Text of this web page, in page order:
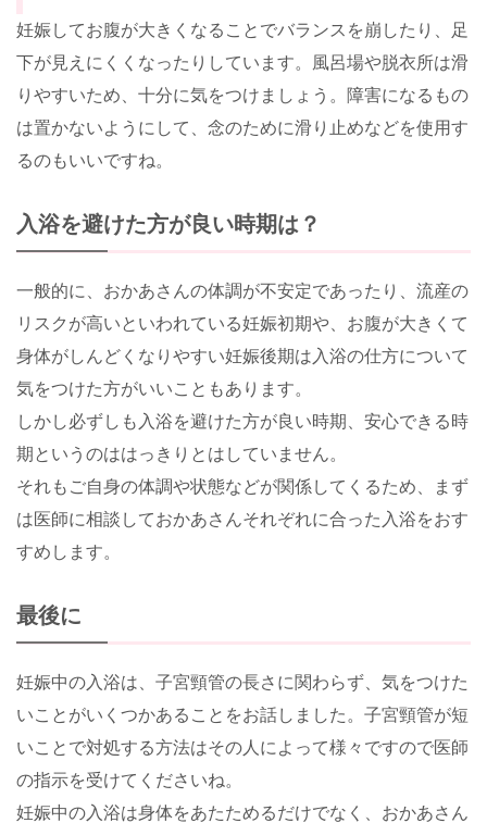
妊娠してお腹が大きくなることでバランスを崩したり、足
下が見えにくくなったりしています。風呂場や脱衣所は滑
りやすいため、十分に気をつけましょう。障害になるもの
は置かないようにして、念のために滑り止めなどを使用す
るのもいいですね。
入浴を避けた方が良い時期は？
一般的に、おかあさんの体調が不安定であったり、流産の
リスクが高いといわれている妊娠初期や、お腹が大きくて
身体がしんどくなりやすい妊娠後期は入浴の仕方について
気をつけた方がいいこともあります。
しかし必ずしも入浴を避けた方が良い時期、安心できる時
期というのははっきりとはしていません。
それもご自身の体調や状態などが関係してくるため、まず
は医師に相談しておかあさんそれぞれに合った入浴をおす
すめします。
最後に
妊娠中の入浴は、子宮頸管の長さに関わらず、気をつけた
いことがいくつかあることをお話しました。子宮頸管が短
いことで対処する方法はその人によって様々ですので医師
の指示を受けてくださいね。
妊娠中の入浴は身体をあたためるだけでなく、おかあさん